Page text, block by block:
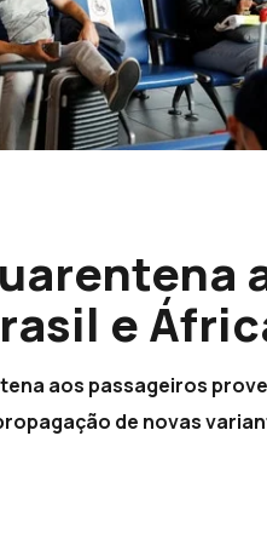
e
aos passageiros
de novas